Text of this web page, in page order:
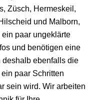
Züsch, Hermeskeil ,
und Malborn,
paar ungeklärte
und benötigen eine
deshalb ebenfalls die
paar Schritten
sein wird. Wir arbeiten